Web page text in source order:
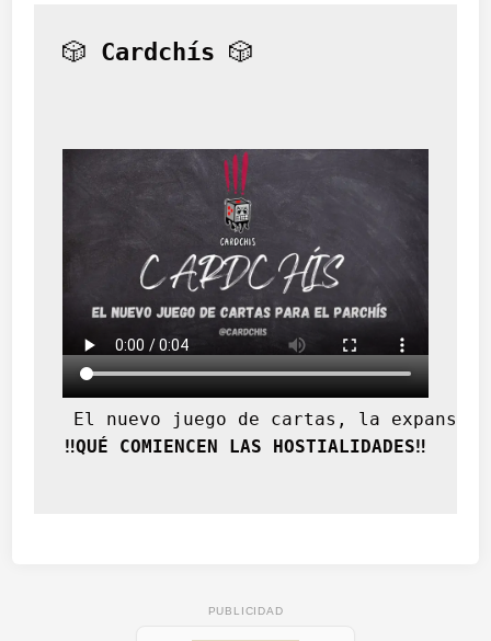
🎲 Cardchís 🎲
El nuevo juego de cartas, la
‼️QUÉ COMIENCEN LAS HOSTIALIDADES‼️
PUBLICIDAD